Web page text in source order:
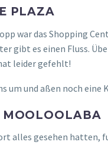
PLAZA
war das Shopping
gibt es einen Fluss.
leider gefehlt!
um und aßen noch eine
alles gesehen hatten,